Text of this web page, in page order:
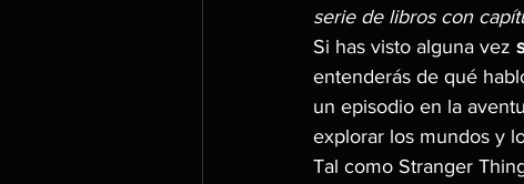
serie de libros con
Si has visto alguna vez
entenderás de qué
un episodio en la
explorar los mundos y
Tal como Stranger